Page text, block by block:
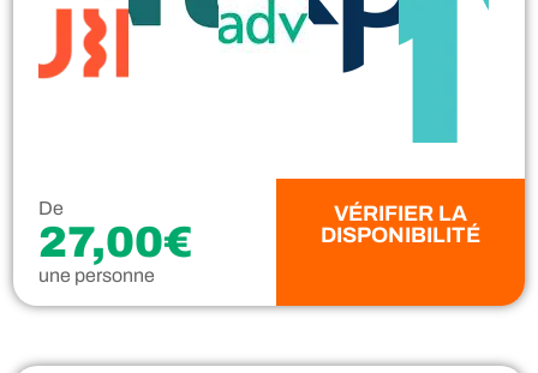
De
27,00€
une personne
VÉRIFIER LA
DISPONIBILITÉ